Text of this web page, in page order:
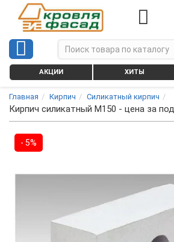
АКЦИИ ХИТЫ
Главная Кирпич Силикатный кирпич
Кирпич силикатный М150 - цена за
- 5%